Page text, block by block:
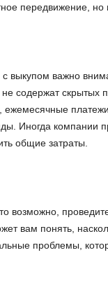
передвижение, но
выкупом важно
содержат скрытых
ежемесячные
Иногда компании
общие затраты.
возможно,
вам понять,
проблемы,